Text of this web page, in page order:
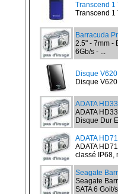
Transcend 1
Transcend 1
Barracuda
2.5" - 7mm -
6Gb/s - ...
Disque
Disque
ADATA
ADATA
Disque Dur
ADATA
ADATA
classé IP68,
Seagate
Seagate
SATA 6